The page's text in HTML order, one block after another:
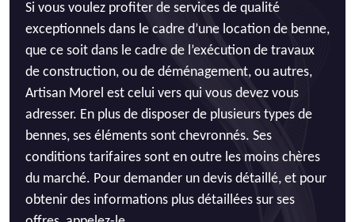
Si vous voulez profiter de services de qualité
exceptionnels dans le cadre d’une location de benne,
que ce soit dans le cadre de l’exécution de travaux
de construction, ou de déménagement, ou autres,
Artisan Morel est celui vers qui vous devez vous
adresser. En plus de disposer de plusieurs types de
bennes, ses éléments sont chevronnés. Ses
conditions tarifaires sont en outre les moins chères
du marché. Pour demander un devis détaillé, et pour
obtenir des informations plus détaillées sur ses